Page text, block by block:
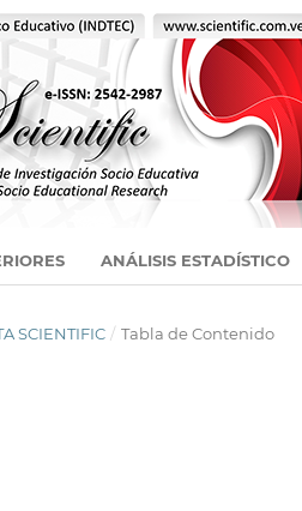
ANÁLISIS ESTADÍSTICO
SCIENTIFIC / Tabla de Contenido